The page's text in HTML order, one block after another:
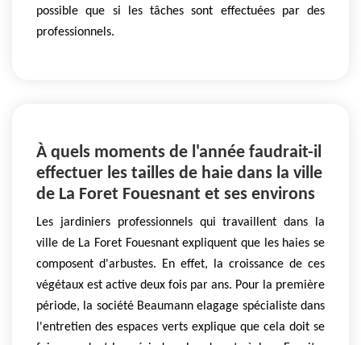
possible que si les tâches sont effectuées par des
professionnels.
À quels moments de l'année faudrait-il
effectuer les tailles de haie dans la ville
de La Foret Fouesnant et ses environs
Les jardiniers professionnels qui travaillent dans la
ville de La Foret Fouesnant expliquent que les haies se
composent d'arbustes. En effet, la croissance de ces
végétaux est active deux fois par ans. Pour la première
période, la société Beaumann elagage spécialiste dans
l'entretien des espaces verts explique que cela doit se